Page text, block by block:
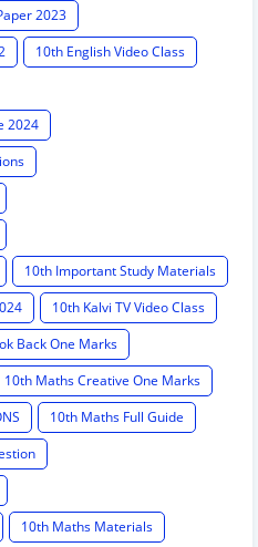
2023
10th English Video Class
2024
10th Important Study Materials
10th Kalvi TV Video Class
Back One Marks
10th Maths Creative One Marks
10th Maths Full Guide
10th Maths Materials